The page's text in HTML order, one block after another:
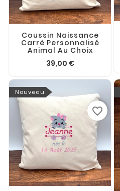
Coussin Naissance
Carré Personnalisé
Animal Au Choix
39,00 €
Nouveau
favorite_border